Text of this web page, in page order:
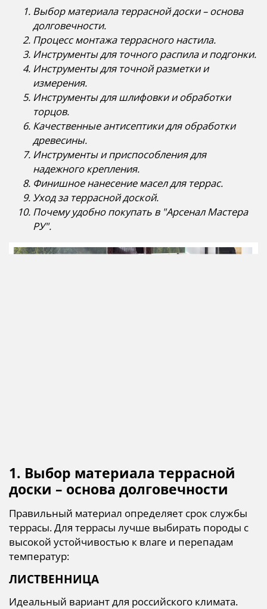
Выбор материала террасной доски – основа
долговечности.
Процесс монтажа террасного настила.
Инструменты для точного распила и подгонки.
Инструменты для точной разметки и
измерения.
Инструменты для шлифовки и обработки
торцов.
Качественные антисептики для обработки
древесины.
Инструменты и приспособления для
надежного крепления.
Финишное нанесение масел для террас.
Уход за террасной доской.
Почему удобно покупать в "Арсенал Мастера
РУ".
1. Выбор материала террасной
доски – основа долговечности
Правильный материал определяет срок службы
террасы. Для террасы лучше выбирать породы с
высокой устойчивостью к влаге и перепадам
температур:
ЛИСТВЕННИЦА
Идеальный вариант для российского климата.